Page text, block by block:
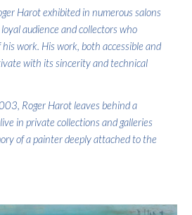
Harot exhibited in numerous salons
audience and collectors who
work. His work, both accessible and
with its sincerity and technical
Roger Harot leaves behind a
in private collections and galleries
of a painter deeply attached to the